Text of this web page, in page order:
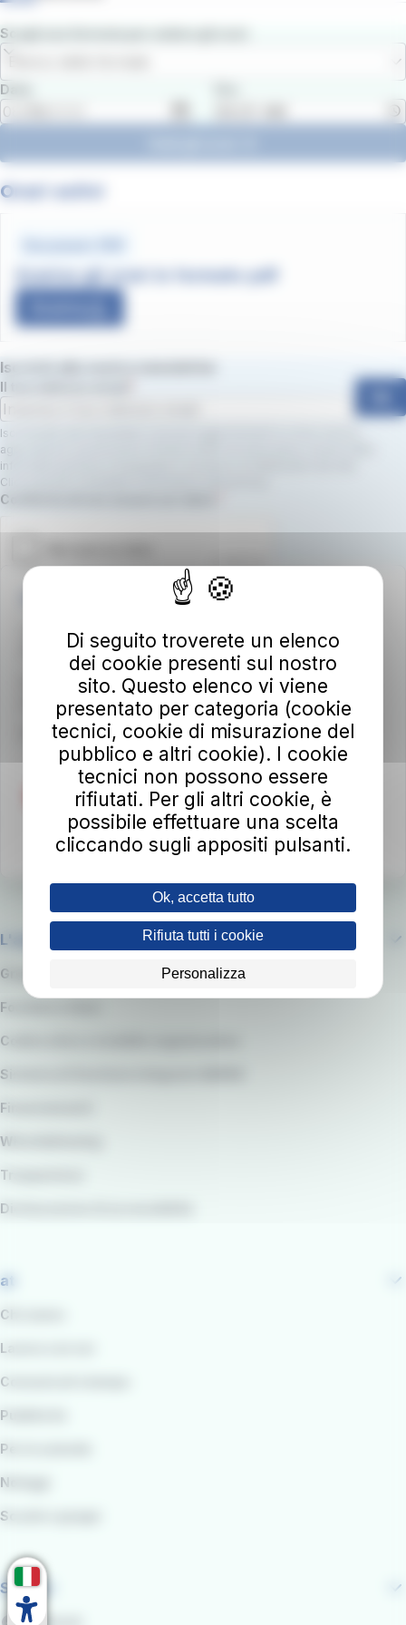
Scegli una fermata per vedere gli orari
Data
Orari estivi
Scarica gli orari in formato pdf
Iscriviti alla nostra newsletter
Il tuo indirizzo email
Iscrivendoti alla newsletter, riceverai aggiornamenti su nuovi servizi,
agevolazioni e promozioni. Dichiari inoltre di avere preso visione della
informativa privacy e di prestare il consenso al trattamento dei dati.
Clicca qui per consultare l’informativa sulla privacy.
Campo obbligatorio
Conferma di non essere un robot.
Autolinee Toscane S.p.A.
Viale del Progresso n. 6
50032 Borgo San Lorenzo (FI)
Partita IVA 02194050486
autolineetoscane@pec.it
Per info e reclamiat-bus.it/parlaconat
L'azienda
Gruppo RATP
Fornitori e Gare
Codice etico e modello organizzativo
Sistema di Gestione integrato QARSS
Finanziamenti
Whistleblowing
Trasparenza
Dichiarazione di accessibilità
at
Chi siamo
Lavora con noi
Comunicati stampa
Pubblicità
Per le aziende
Noleggi
Scuole e gruppi
Seguici
Di seguito troverete un elenco
dei cookie presenti sul nostro
sito. Questo elenco vi viene
presentato per categoria (cookie
tecnici, cookie di misurazione del
pubblico e altri cookie). I cookie
tecnici non possono essere
rifiutati. Per gli altri cookie, è
possibile effettuare una scelta
cliccando sugli appositi pulsanti.
Ok, accetta tutto
Rifiuta tutti i cookie
Personalizza